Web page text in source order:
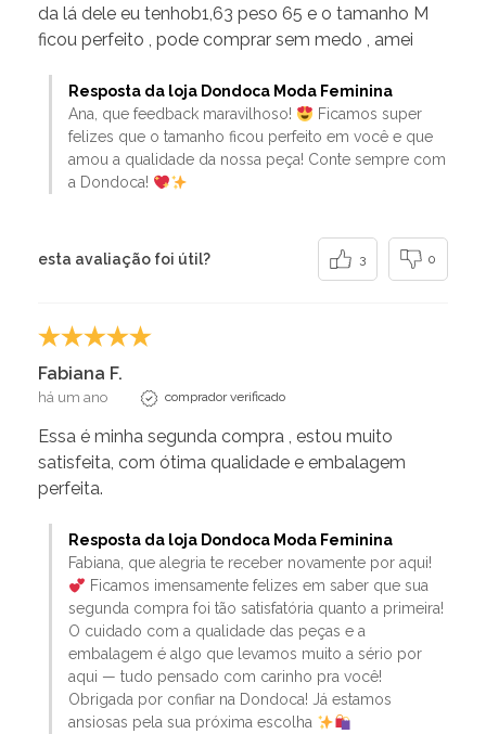
da lá dele eu tenhob1,63 peso 65 e o tamanho M
ficou perfeito , pode comprar sem medo , amei
Resposta da loja Dondoca Moda Feminina
Ana, que feedback maravilhoso!
Ficamos super
felizes que o tamanho ficou perfeito em você e que
amou a qualidade da nossa peça! Conte sempre com
a Dondoca!
esta avaliação foi útil? 3 0
Fabiana F.
há um ano comprador verificado
Essa é minha segunda compra , estou muito
satisfeita, com ótima qualidade e embalagem
perfeita.
Resposta da loja Dondoca Moda Feminina
Fabiana, que alegria te receber novamente por aqui!
Ficamos imensamente felizes em saber que sua
segunda compra foi tão satisfatória quanto a primeira!
O cuidado com a qualidade das peças e a
embalagem é algo que levamos muito a sério por
aqui — tudo pensado com carinho pra você!
Obrigada por confiar na Dondoca! Já estamos
ansiosas pela sua próxima escolha